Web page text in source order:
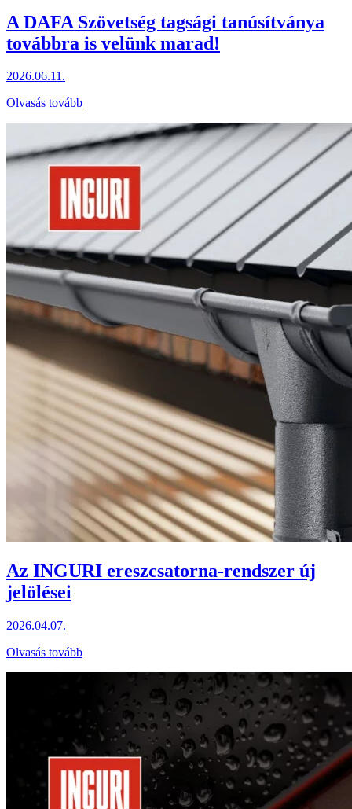
A DAFA Szövetség tagsági tanúsítványa
továbbra is velünk marad!
2026.06.11.
Olvasás tovább
Az INGURI ereszcsatorna-rendszer új
jelölései
2026.04.07.
Olvasás tovább